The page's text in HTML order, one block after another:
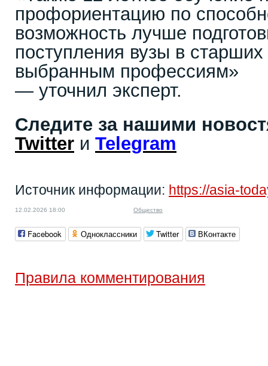
профориентацию по
возможность лучше
поступления вузы в
выбранным профессиям»
— уточнил эксперт.
Следите за нашими
Twitter и Telegram
Источник информации: https://asia-
12.02.2026 18:00 Общество
Facebook Одноклассники Twitter ВКонтакте
Правила комментирования